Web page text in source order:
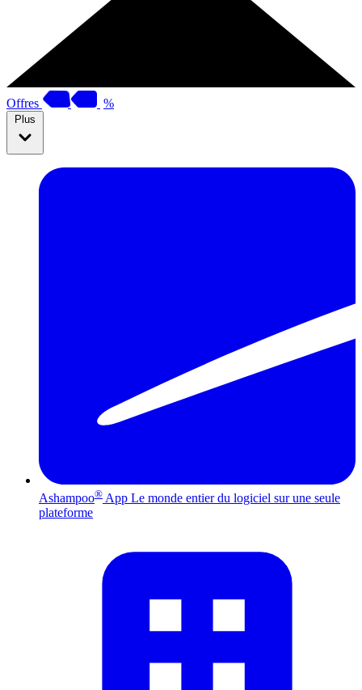
Offres %
Plus
Ashampoo® App Le monde entier du logiciel sur une seule
plateforme